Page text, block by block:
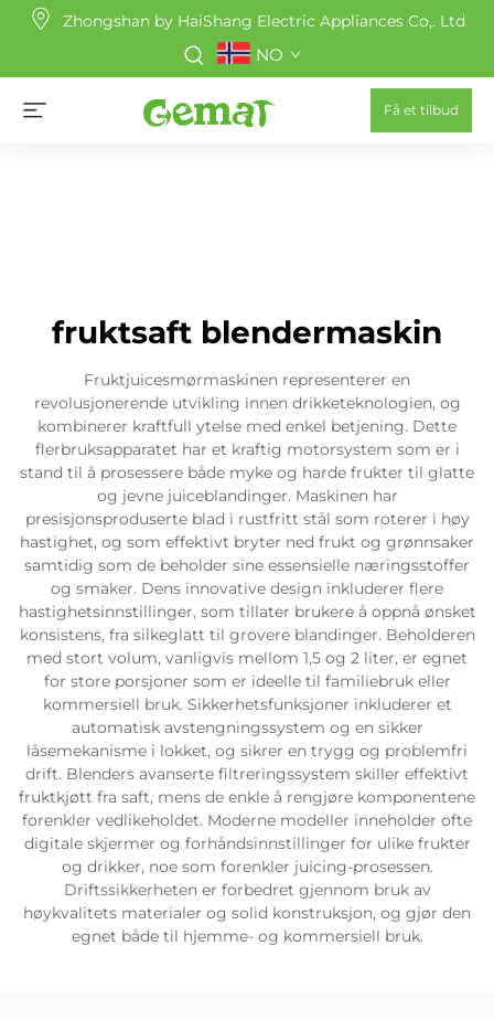
Zhongshan by HaiShang Electric Appliances Co,. Ltd
NO
Få et tilbud
fruktsaft blendermaskin
Fruktjuicesmørmaskinen representerer en
revolusjonerende utvikling innen drikketeknologien, og
kombinerer kraftfull ytelse med enkel betjening. Dette
flerbruksapparatet har et kraftig motorsystem som er i
stand til å prosessere både myke og harde frukter til glatte
og jevne juiceblandinger. Maskinen har
presisjonsproduserte blad i rustfritt stål som roterer i høy
hastighet, og som effektivt bryter ned frukt og grønnsaker
samtidig som de beholder sine essensielle næringsstoffer
og smaker. Dens innovative design inkluderer flere
hastighetsinnstillinger, som tillater brukere å oppnå ønsket
konsistens, fra silkeglatt til grovere blandinger. Beholderen
med stort volum, vanligvis mellom 1,5 og 2 liter, er egnet
for store porsjoner som er ideelle til familiebruk eller
kommersiell bruk. Sikkerhetsfunksjoner inkluderer et
automatisk avstengningssystem og en sikker
låsemekanisme i lokket, og sikrer en trygg og problemfri
drift. Blenders avanserte filtreringssystem skiller effektivt
fruktkjøtt fra saft, mens de enkle å rengjøre komponentene
forenkler vedlikeholdet. Moderne modeller inneholder ofte
digitale skjermer og forhåndsinnstillinger for ulike frukter
og drikker, noe som forenkler juicing-prosessen.
Driftssikkerheten er forbedret gjennom bruk av
høykvalitets materialer og solid konstruksjon, og gjør den
egnet både til hjemme- og kommersiell bruk.